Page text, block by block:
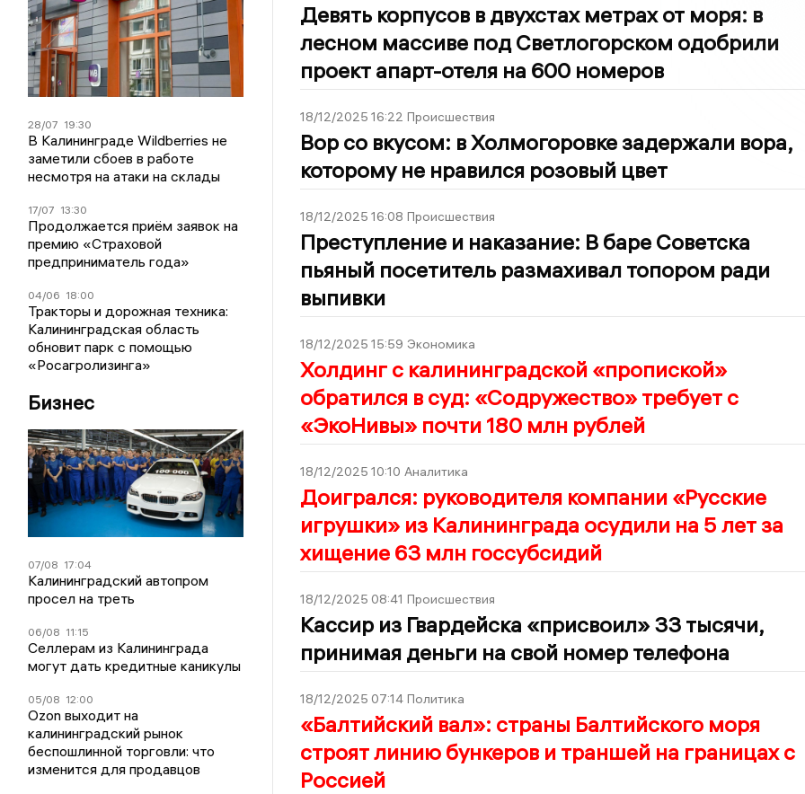
28/07 19:30
В Калининграде Wildberries не
заметили сбоев в работе
несмотря на атаки на склады
17/07 13:30
Продолжается приём заявок на
премию «Страховой
предприниматель года»
04/06 18:00
Тракторы и дорожная техника:
Калининградская область
обновит парк с помощью
«Росагролизинга»
Бизнес
07/08 17:04
Калининградский автопром
просел на треть
06/08 11:15
Селлерам из Калининграда
могут дать кредитные каникулы
05/08 12:00
Ozon выходит на
калининградский рынок
беспошлинной торговли: что
изменится для продавцов
Девять корпусов в двухстах метрах от моря: в
лесном массиве под Светлогорском одобрили
проект апарт-отеля на 600 номеров
18/12/2025 16:22 Происшествия
Вор со вкусом: в Холмогоровке задержали вора,
которому не нравился розовый цвет
18/12/2025 16:08 Происшествия
Преступление и наказание: В баре Советска
пьяный посетитель размахивал топором ради
выпивки
18/12/2025 15:59 Экономика
Холдинг с калининградской «пропиской»
обратился в суд: «Содружество» требует с
«ЭкоНивы» почти 180 млн рублей
18/12/2025 10:10 Аналитика
Доигрался: руководителя компании «Русские
игрушки» из Калининграда осудили на 5 лет за
хищение 63 млн госсубсидий
18/12/2025 08:41 Происшествия
Кассир из Гвардейска «присвоил» 33 тысячи,
принимая деньги на свой номер телефона
18/12/2025 07:14 Политика
«Балтийский вал»: страны Балтийского моря
строят линию бункеров и траншей на границах с
Россией